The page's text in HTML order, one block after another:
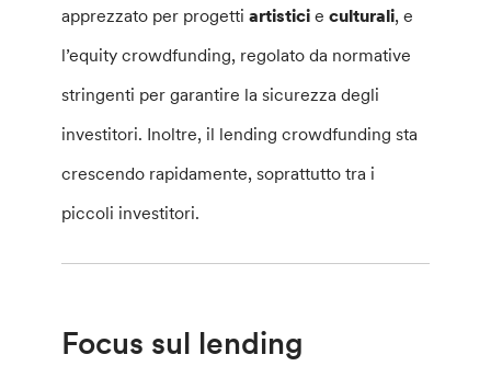
apprezzato per progettiartistici eculturali, e
l’equity crowdfunding, regolato da normative
stringenti per garantire la sicurezza degli
investitori. Inoltre, il lending crowdfunding sta
crescendo rapidamente, soprattutto tra i
piccoli investitori.
Focus sul lending